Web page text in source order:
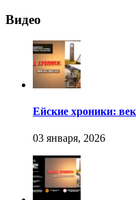
Видео
Ейские хроники: